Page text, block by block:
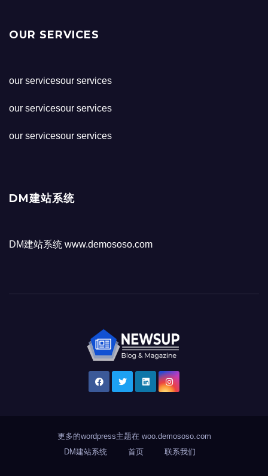
OUR SERVICES
our servicesour services
our servicesour services
our servicesour services
DM建站系统
DM建站系统 www.demososo.com
更多的wordpress主题在 woo.demososo.com
DM建站系统
首页 联系我们